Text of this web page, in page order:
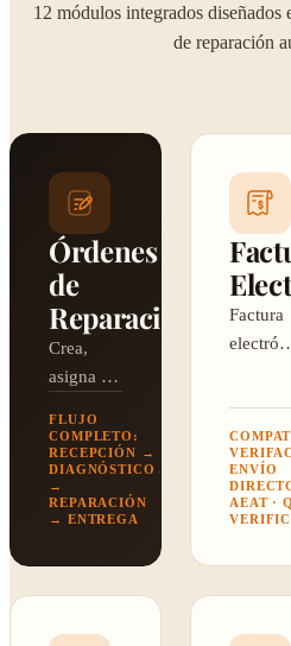
12 módulos integrados diseñados
de reparación
Órdenes
de
Reparación
Crea,
asigna y
cada
reparación.
Estados,
prioridades
FLUJO
COMPLETO:
RECEPCIÓN →
DIAGNÓSTICO
→
REPARACIÓN
→ ENTREGA
→
Factura
la AEAT
en un
clic.
ENVÍO
AEAT ·